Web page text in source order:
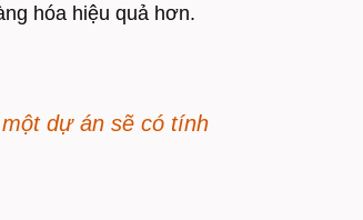
hóa hiệu quả hơn.
dự án sẽ có tính